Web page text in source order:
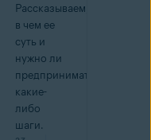
Рассказываем,
в чем ее
суть и
нужно ли
предпринимать
какие-
либо
шаги.